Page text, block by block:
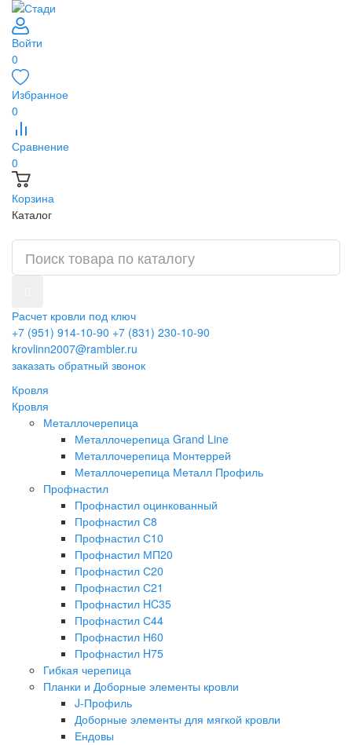
Войти
0
Избранное
0
Сравнение
0
Корзина
Каталог
Расчет кровли под ключ
+7 (951) 914-10-90 +7 (831) 230-10-90
krovlinn2007@rambler.ru
заказать обратный звонок
Кровля
Кровля
Металлочерепица
Металлочерепица Grand Line
Металлочерепица Монтеррей
Металлочерепица Металл Профиль
Профнастил
Профнастил оцинкованный
Профнастил С8
Профнастил С10
Профнастил МП20
Профнастил С20
Профнастил С21
Профнастил HC35
Профнастил С44
Профнастил Н60
Профнастил H75
Гибкая черепица
Планки и Доборные элементы кровли
J-Профиль
Доборные элементы для мягкой кровли
Ендовы